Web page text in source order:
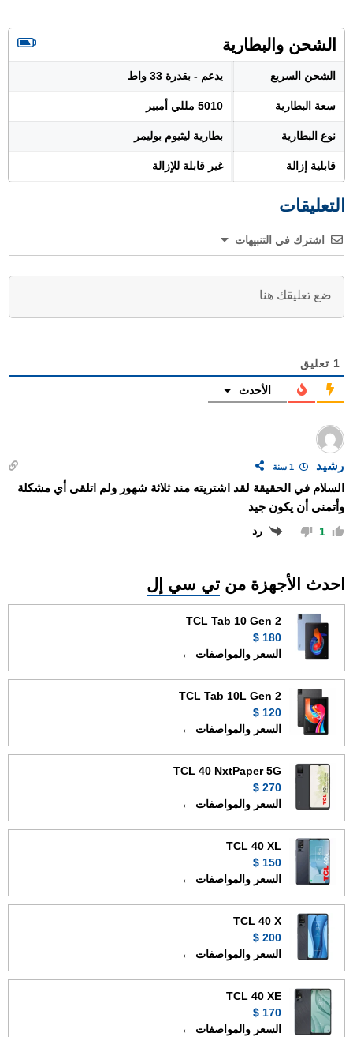
الشحن والبطارية
الشحن السريع يدعم - بقدرة 33 واط
سعة البطارية 5010 مللي أمبير
نوع البطارية بطارية ليثيوم بوليمر
قابلية إزالة غير قابلة للإزالة
التعليقات
اشترك في التنبيهات
1 تعليق
الأحدث
رشيد
السلام في الحقيقة لقد اشتريته مند ثلاثة شهور ولم اتلقى أي مشكلة
وأتمنى أن يكون جيد
1 رد
احدث الأجهزة من تي سي إل
TCL Tab 10 Gen 2
180 $
السعر والمواصفات ←
TCL Tab 10L Gen 2
120 $
السعر والمواصفات ←
TCL 40 NxtPaper 5G
270 $
السعر والمواصفات ←
TCL 40 XL
150 $
السعر والمواصفات ←
TCL 40 X
200 $
السعر والمواصفات ←
TCL 40 XE
170 $
السعر والمواصفات ←